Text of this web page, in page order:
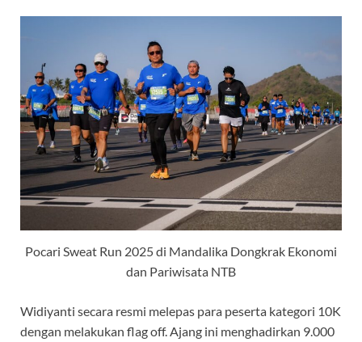
Pocari Sweat Run 2025 di Mandalika Dongkrak Ekonomi
dan Pariwisata NTB
Widiyanti secara resmi melepas para peserta kategori 10K
dengan melakukan flag off. Ajang ini menghadirkan 9.000